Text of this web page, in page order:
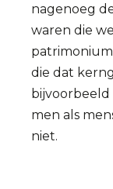
nagenoeg
waren die
die dat
men als
niet.